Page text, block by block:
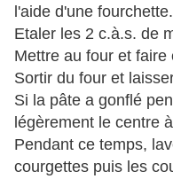
l'aide d'une fourchette.
Etaler les 2 c.à.s. de
Mettre au four et
Sortir du four et
Si la pâte a gonflé
légèrement le centre
Pendant ce temps,
courgettes puis les